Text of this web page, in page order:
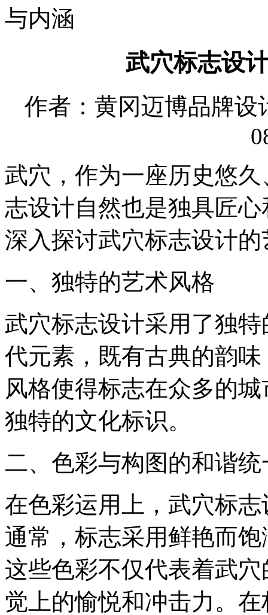
与内涵
武穴标志设
作者：黄冈迈博品牌设
武穴，作为一座历史悠
志设计自然也是独具匠
深入探讨武穴标志设计
一、独特的艺术风格
武穴标志设计采用了独
代元素，既有古典的韵
风格使得标志在众多的
独特的文化标识。
二、色彩与构图的和谐统
在色彩运用上，武穴标
通常，标志采用鲜艳而
这些色彩不仅代表着武
觉上的愉悦和冲击力。